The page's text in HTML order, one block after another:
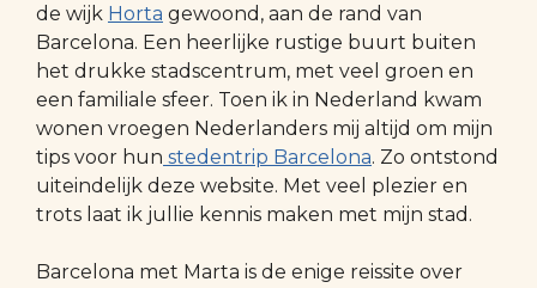
de wijk Horta gewoond, aan de rand van
Barcelona. Een heerlijke rustige buurt buiten
het drukke stadscentrum, met veel groen en
een familiale sfeer. Toen ik in Nederland kwam
wonen vroegen Nederlanders mij altijd om mijn
tips voor hun stedentrip Barcelona. Zo ontstond
uiteindelijk deze website. Met veel plezier en
trots laat ik jullie kennis maken met mijn stad.
Barcelona met Marta is de enige reissite over